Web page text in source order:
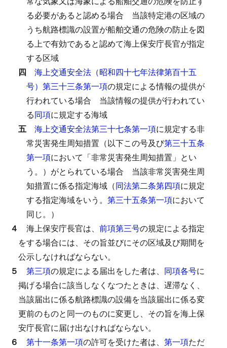
る必要があると認める場合
当該特定港の区域の
うち航路標識の設置が船舶交通の危険の防止を図
る上で有効であると認めて海上保安庁長官が指定
する区域
四 海上交通安全法（昭和四十七年法律第百十五
号）第三十三条第一項の規定による情報の提供が
行われている場合
当該情報の提供が行われてい
る同項に規定する海域
五 海上交通安全法第三十七条第一項に規定する非
常災害発生周知措置（以下この号及び第三十五条
第一項において「非常災害発生周知措置」とい
う。）がとられている場合
当該非常災害発生周
知措置に係る指定海域（同法第二条第四項に規定
する指定海域をいう。 第三十五条第一項において
同じ。）
４ 海上保安庁長官は、 前項第三号の規定による指定
をする場合には、その旨並びにその区域及び期間を
公示しなければならない。
５ 第三項の規定による届出をした者は、 同項各号に
掲げる場合に該当しなくなつたときは、遅滞なく、
当該届出に係る航路標識の設備を当該届出に係る変
更前のものと同一のものに変更し、その旨を海上保
安庁長官に届け出なければならない。
６ 第十一条第一項の許可を受けた者は、 第一項ただ